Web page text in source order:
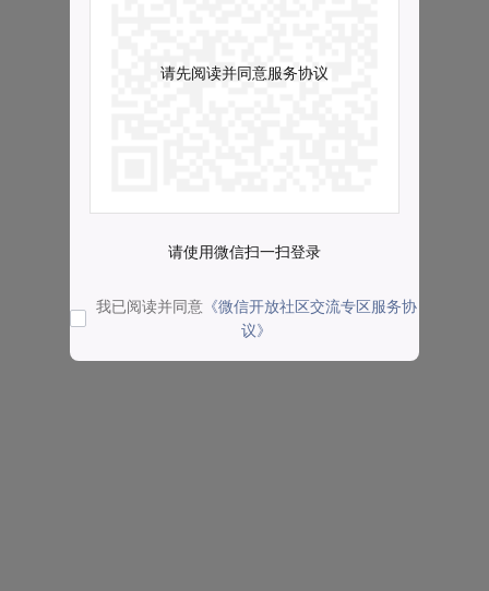
请先阅读并同意服务协议
请使用微信扫一扫登录
我已阅读并同意 《微信开放社区交流专区服务协
议》